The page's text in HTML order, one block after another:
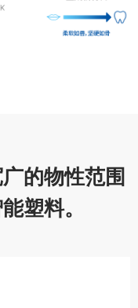
的物性范围
塑料。